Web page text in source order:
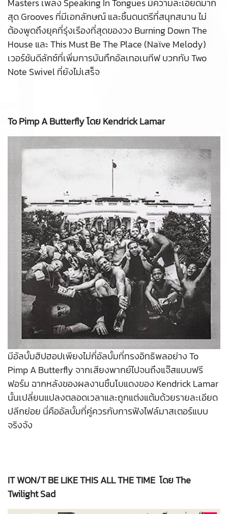
Masters เพลง Speaking In Tongues มีความละเอียดมาก
สุด Grooves ที่มีเอกลักษณ์ และชิ้นดนตรีที่สนุกสนาน ไม่
ต้องพูดถึงยุคที่รุ่งเรืองที่สุดของวง Burning Down The
House และ This Must Be The Place (Naïve Melody)
เวอร์ชันดีลักซ์ที่เพิ่มการบันทึกอัลเทอเนทีฟ บวกกับ Two
Note Swivel ที่ยังไม่เสร็จ
To Pimp A Butterfly โดย Kendrick Lamar
มีอัลบั้มฮิปฮอปเพียงไม่กี่อัลบั้มที่ทรงอิทธิพลอย่าง To
Pimp A Butterfly จากเสียงพากย์ไปจนถึงแจ๊สแบบฟรี
ฟอร์ม ฉากหลังของผลงานชิ้นโบแดงของ Kendrick Lamar
นั้นเปลี่ยนแปลงตลอดเวลาและถูกแต่งแต้มด้วยรายละเอียด
ปลีกย่อย นี่คืออัลบั้มที่คู่ควรกับการฟังไฟล์มาสเตอร์แบบ
จริงจัง
IT WON/T BE LIKE THIS ALL THE TIME โดย The
Twilight Sad